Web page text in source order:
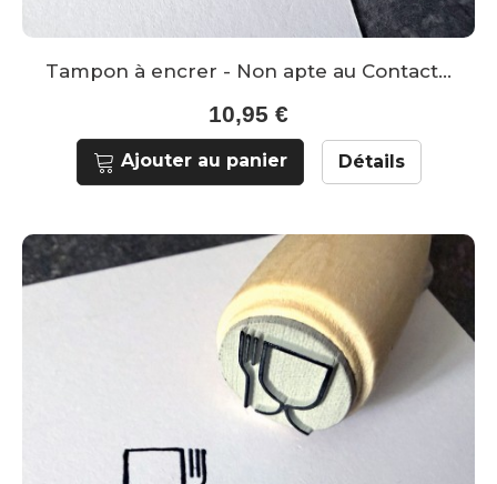
Tampon à encrer - Non apte au Contact...
10,95 €
Ajouter au panier Détails